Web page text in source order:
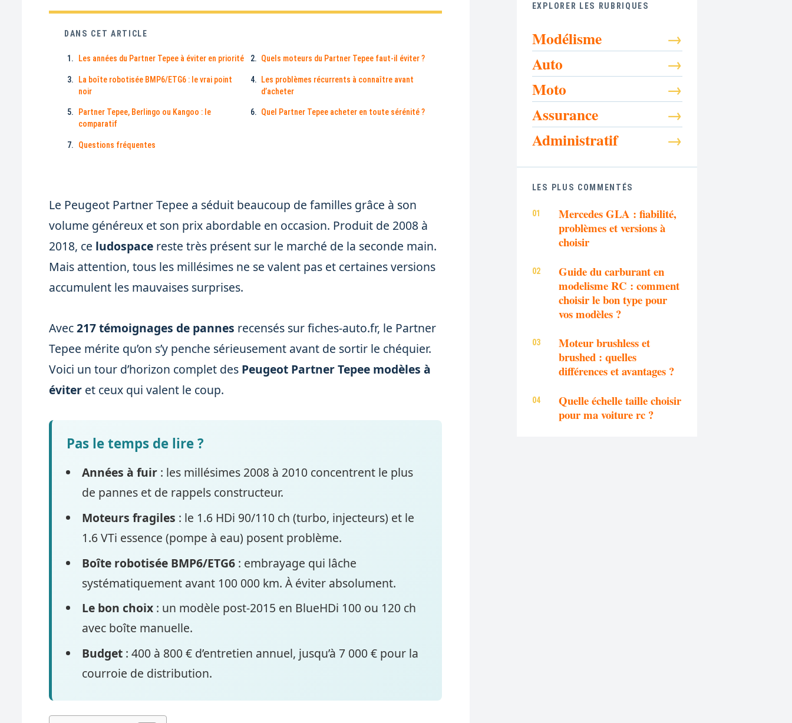
DANS CET ARTICLE
Les années du Partner Tepee à éviter en priorité Quels moteurs du Partner Tepee faut-il éviter ?
La boîte robotisée BMP6/ETG6 : le vrai point
noir
Les problèmes récurrents à connaître avant
d’acheter
Partner Tepee, Berlingo ou Kangoo : le
comparatif
Quel Partner Tepee acheter en toute sérénité ?
Questions fréquentes
Le Peugeot Partner Tepee a séduit beaucoup de familles grâce à son
volume généreux et son prix abordable en occasion. Produit de 2008 à
2018, ce ludospace reste très présent sur le marché de la seconde main.
Mais attention, tous les millésimes ne se valent pas et certaines versions
accumulent les mauvaises surprises.
Avec217 témoignages de pannes recensés sur fiches-auto.fr, le Partner
Tepee mérite qu’on s’y penche sérieusement avant de sortir le chéquier.
Voici un tour d’horizon complet des Peugeot Partner Tepee modèles à
éviter et ceux qui valent le coup.
Pas le temps de lire ?
Années à fuir : les millésimes 2008 à 2010 concentrent le plus
de pannes et de rappels constructeur.
Moteurs fragiles : le 1.6 HDi 90/110 ch (turbo, injecteurs) et le
1.6 VTi essence (pompe à eau) posent problème.
Boîte robotisée BMP6/ETG6 : embrayage qui lâche
systématiquement avant 100 000 km. À éviter absolument.
Le bon choix : un modèle post-2015 en BlueHDi 100 ou 120 ch
avec boîte manuelle.
Budget : 400 à 800 € d’entretien annuel, jusqu’à 7 000 € pour la
courroie de distribution.
EXPLORER LES RUBRIQUES
Modélisme
Auto
Moto
Assurance
Administratif
LES PLUS COMMENTÉS
Mercedes GLA : fiabilité,
problèmes et versions à
choisir
Guide du carburant en
modelisme RC : comment
choisir le bon type pour
vos modèles ?
Moteur brushless et
brushed : quelles
différences et avantages ?
Quelle échelle taille choisir
pour ma voiture rc ?